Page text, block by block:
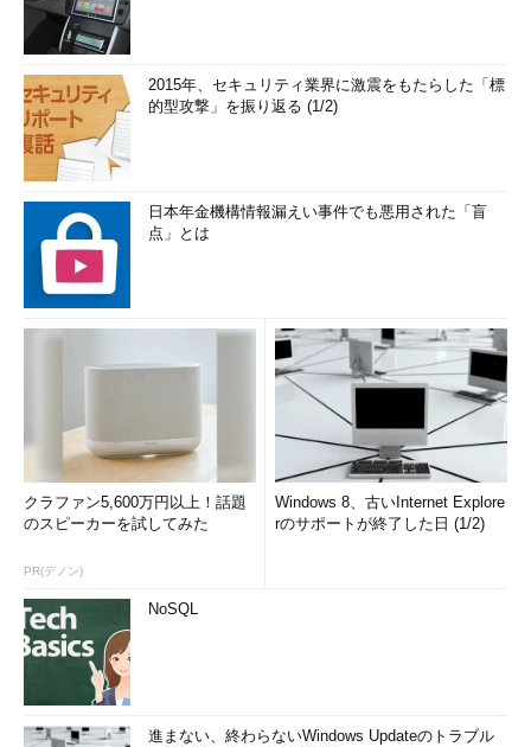
2015年、セキュリティ業界に激震をもたらした「標
的型攻撃」を振り返る (1/2)
日本年金機構情報漏えい事件でも悪用された「盲
点」とは
クラファン5,600万円以上！話題
のスピーカーを試してみた
PR(デノン)
Windows 8、古いInternet Explore
rのサポートが終了した日 (1/2)
NoSQL
進まない、終わらないWindows Updateのトラブル